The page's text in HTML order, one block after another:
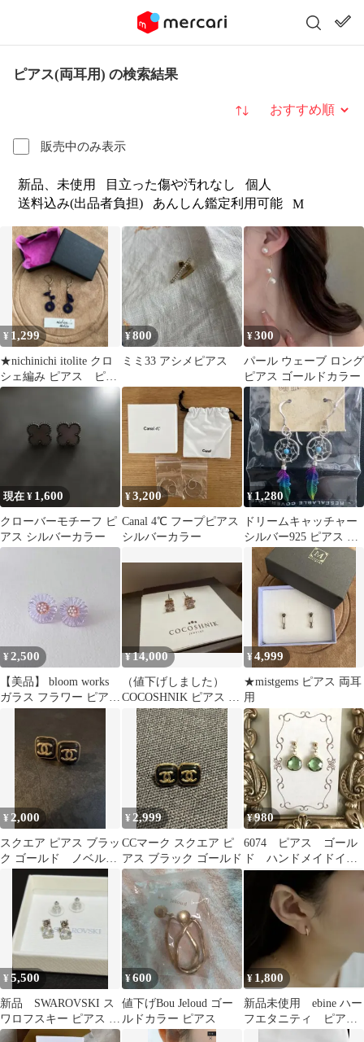
ピアス(両耳用) の検索結果
販売中のみ表示
並び替え
新品、未使用 目立った傷や汚れなし
個人
送料込み(出品者負担)
あんしん鑑定利用可能 M
¥ 1,299
★nichinichi itolite クロ
シェ編み ピアス ピア
ス 両耳用
¥800
ミミ33 アシメピアス
¥300
パール ウェーブ ロング
ピアス ゴールドカラー
現在 ¥ 1,600
クローバーモチーフ ピ
アス シルバーカラー
¥3,200
Canal 4℃ フープピアス
シルバーカラー
¥ 1,280
ドリームキャッチャー
シルバー925 ピアス フ
ェザー ターコイズ【新
品未使用】
¥2,500
【美品】 bloom works
ガラス フラワー ピアス
¥14,000
（値下げしました）
COCOSHNIK ピアス 両
耳用 K10 イエローピン
¥4,999
★mistgems ピアス 両耳
用
¥ 2,000
スクエア ピアス ブラッ
ク ゴールド ノベルテ
¥ 2,999
CCマーク スクエア ピ
アス ブラック ゴールド
¥980
6074 ピアス ゴール
ド ハンドメイドイヤ
リング交換無料 グリ
ーン緑ドロップ
¥5,500
新品 SWAROVSKI ス
ワロフスキー ピアス ク
リスタル
¥600
値下げBou Jeloud ゴー
ルドカラー ピアス
¥ 1,800
新品未使用 ebine ハー
フエタニティ ピア